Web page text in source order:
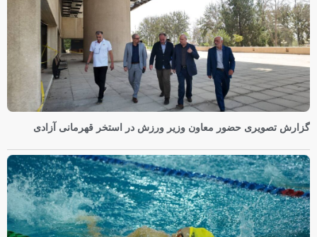
گزارش تصویری حضور معاون وزیر ورزش در استخر قهرمانی آزادی